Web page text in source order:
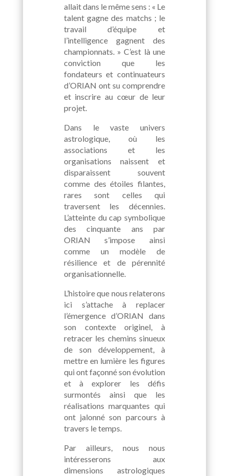
allait dans le même sens : « Le
talent gagne des matchs ; le
travail d’équipe et
l’intelligence gagnent des
championnats. » C’est là une
conviction que les
fondateurs et continuateurs
d’ORIAN ont su comprendre
et inscrire au cœur de leur
projet.
Dans le vaste univers
astrologique, où les
associations et les
organisations naissent et
disparaissent souvent
comme des étoiles filantes,
rares sont celles qui
traversent les décennies.
L’atteinte du cap symbolique
des cinquante ans par
ORIAN s’impose ainsi
comme un modèle de
résilience et de pérennité
organisationnelle.
L’histoire que nous relaterons
ici s’attache à replacer
l’émergence d’ORIAN dans
son contexte originel, à
retracer les chemins sinueux
de son développement, à
mettre en lumière les figures
qui ont façonné son évolution
et à explorer les défis
surmontés ainsi que les
réalisations marquantes qui
ont jalonné son parcours à
travers le temps.
Par ailleurs, nous nous
intéresserons aux
dimensions astrologiques